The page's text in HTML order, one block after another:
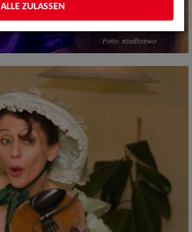
ALLE ZULASSEN